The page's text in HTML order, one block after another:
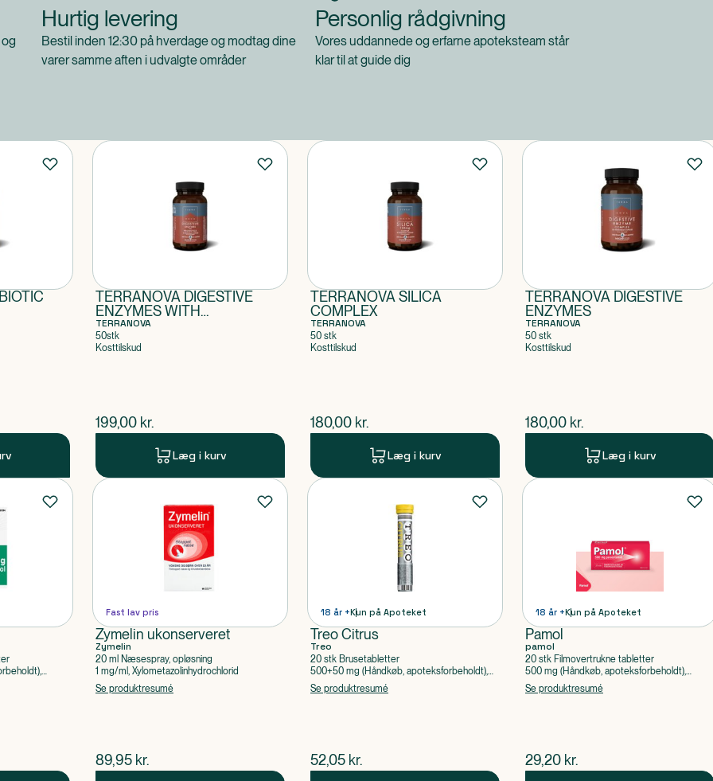
Hurtig levering
Bestil inden 12:30 på hverdage og modtag dine
varer samme aften i udvalgte områder
Personlig rådgivning
Vores uddannede og erfarne apoteksteam står
klar til at guide dig
TERRANOVA DIGESTIVE
ENZYMES WITH
PROBIOTICS
TERRANOVA
50stk
Kosttilskud
$nuværende pris
199,00 kr.
Læg i kurv
TERRANOVA SILICA
COMPLEX
TERRANOVA
50 stk
Kosttilskud
$nuværende pris
180,00 kr.
Læg i kurv
TERRANOVA DIGESTIVE
ENZYMES
TERRANOVA
50 stk
Kosttilskud
$nuværende pris
180,00 kr.
Læg i kurv
Fast lav pris
Zymelin ukonserveret
Zymelin
20 ml Næsespray, opløsning
1 mg/ml, Xylometazolinhydrochlorid
Se produktresumé
$nuværende pris
89,95 kr.
18 år +Kun på Apoteket
Treo Citrus
Treo
20 stk Brusetabletter
500+50 mg (Håndkøb, apoteksforbeholdt),
Acetylsalicylsyre, Caffein
Se produktresumé
$nuværende pris
52,05 kr.
18 år +Kun på Apoteket
Pamol
pamol
20 stk Filmovertrukne tabletter
500 mg (Håndkøb, apoteksforbeholdt),
Paracetamol
Se produktresumé
$nuværende pris
29,20 kr.